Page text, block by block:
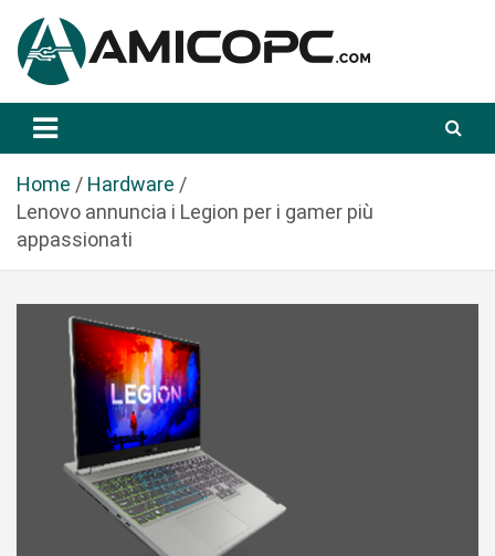
a
Amicopc.com
Home
Hardware
Lenovo annuncia i Legion per i gamer più
appassionati